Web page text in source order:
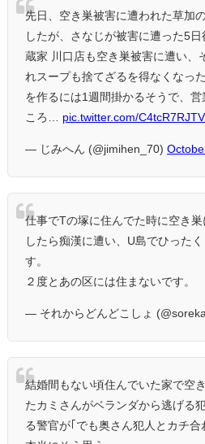
先日、空き巣被害に遭われた草加
したが、さなじが被害に遭った5
蔵家 川口店も空き巣被害に遭い、
れスープも捨てざるを得なくなっ
を作るには1週間掛かるそうで、
ころ… pic.twitter.com/C4tcR7RJTV
— じみへん (@jimihen_70)
仕事でTの塚に住んでた時に空き
したら痴漢に遭い、U島でひった
す。
２度とあの区には住まないです。
— それからどんどこしょ
結婚間もない頃住んでいた家で空
たカミさんがベランダから逃げる
る警官が｢でも奥さん犯人とカチ合